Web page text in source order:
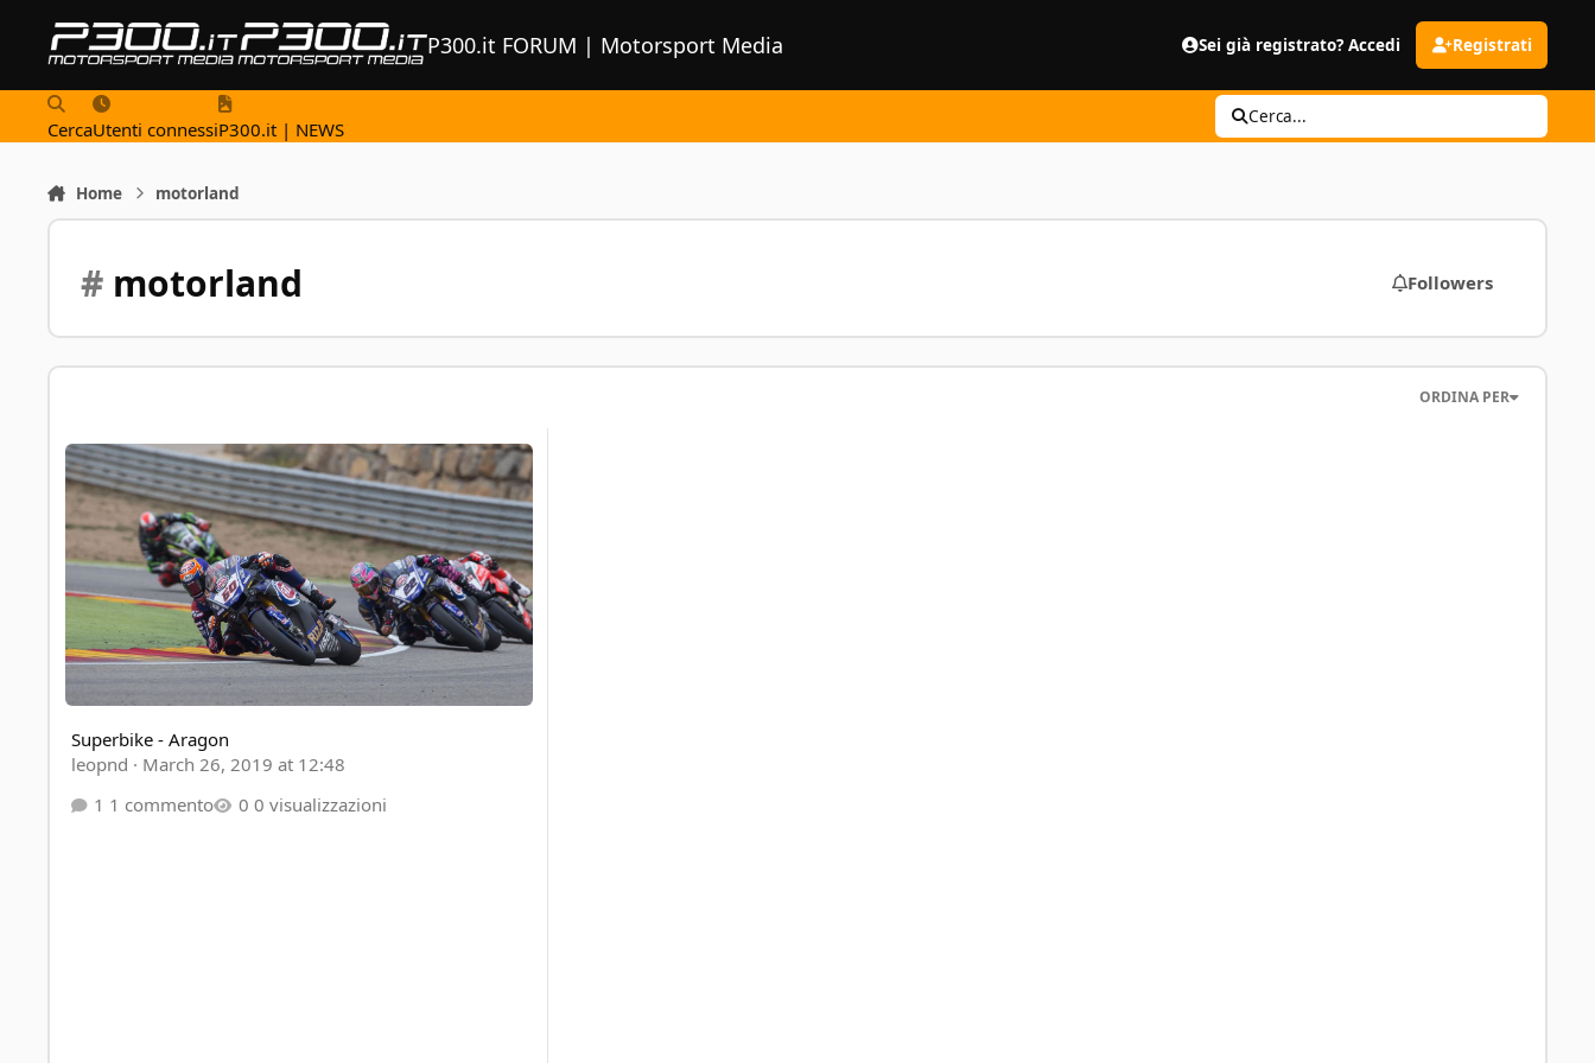
P300.it FORUM | Motorsport Media Sei già registrato? Accedi Registrati
CercaUtenti connessiP300.it | NEWS
Cerca...
Home motorland
#motorland Followers
ORDINA PER
Superbike - Aragon
Superbike - Aragon
leopnd · March 26, 2019 at 12:48
1 commento
0 visualizzazioni